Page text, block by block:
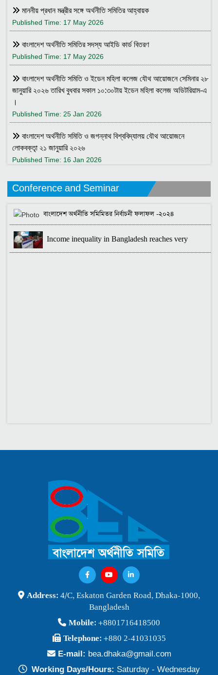
মাননীয় প্রধান মন্ত্রীর সঙ্গে অর্থনীতি সমিতির আহ্বায়ক
Published Time: 17 May 2026
বাংলাদেশ অর্থনীতি সমিতির সদস্য আইডি কার্ড বিতরণ
Published Time: 17 May 2026
বাংলাদেশ অর্থনীতি সমিতি ও ইডেন মহিলা কলেজ যৌথ আয়োজনে সেমিনার ২৮
জানুয়ারি ২০২৬ তারিখ বুধবার সকাল ১০:৩০টায় ইডেন মহিলা কলেজ অডিটরিয়াম-এ
।
Published Time: 25 Jan 2026
বাংলাদেশ অর্থনীতি সমিতি ও জগন্নাথ বিশ্ববিদ্যালয় যৌথ আয়োজনে
লোকবক্তৃা ২১ জানুয়ারি ২০২৬
Published Time: 16 Jan 2026
বেগম খালেদা জিয়ার মৃত্যুতে বাংলাদেশ অর্থনীতি সমিতি গভীরভাবে শোকাহত
Published Time: 30 Dec 2025
BEA Seminar 2025 "Debating Budget and Beyond" 21
June 2025, at 10:00 am, at the CIRDAP Auditorium
Published Time: 16 Jun 2025
Conference and Seminar
বাংলাদেশ অর্থনীতি সমিমিতর নির্বাচনী ফলাফল -২০২৪
Income inequality in Bangladesh reaches very
Address: 4/C, Eskaton Garden Road, Dhaka-1000,
Bangladesh
Mobile: +8801716418500
Telephone: +880 2-41031035
E-mail: bea.dhaka@gmail.com
Working Days/Hours: Saturday - Wednesday